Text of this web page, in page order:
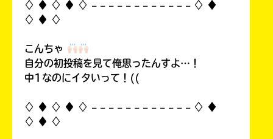
♢ ♦︎ ♢ ♦︎ ♢ 𓐄 𓐄 𓐄 𓐄 𓐄 𓐄 𓐄 𓐄 𓐄 𓐄 𓐄 𓐄 ♢ ♦︎
♢ ♦︎ ♢
こんちゃ
自分の初投稿を見て俺思ったんすよ…！
中1なのにイタいって！((
♢ ♦︎ ♢ ♦︎ ♢ 𓐄 𓐄 𓐄 𓐄 𓐄 𓐄 𓐄 𓐄 𓐄 𓐄 𓐄 𓐄 ♢ ♦︎
♢ ♦︎ ♢